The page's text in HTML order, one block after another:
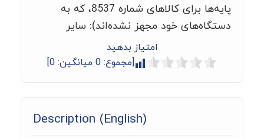
پایه‌ها برای کالاهای شماره 8537، که به
دستگاه‌های خود مجهز نشده‌اند): سایر
امتیاز بدهید
[مجموع: 0 میانگین: 0
]
Description (English)